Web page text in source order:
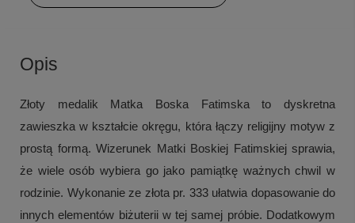
Opis
Złoty medalik Matka Boska Fatimska to dyskretna
zawieszka w kształcie okręgu, która łączy religijny motyw z
prostą formą. Wizerunek Matki Boskiej Fatimskiej sprawia,
że wiele osób wybiera go jako pamiątkę ważnych chwil w
rodzinie. Wykonanie ze złota pr. 333 ułatwia dopasowanie do
innych elementów biżuterii w tej samej próbie. Dodatkowym